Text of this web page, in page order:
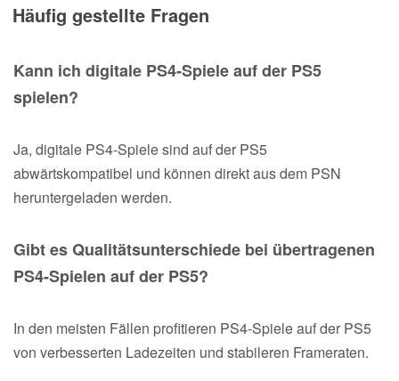
Häufig gestellte Fragen
Kann ich digitale PS4-Spiele auf der PS5
spielen?
Ja, digitale PS4-Spiele sind auf der PS5
abwärtskompatibel und können direkt aus dem PSN
heruntergeladen werden.
Gibt es Qualitätsunterschiede bei übertragenen
PS4-Spielen auf der PS5?
In den meisten Fällen profitieren PS4-Spiele auf der PS5
von verbesserten Ladezeiten und stabileren Frameraten.